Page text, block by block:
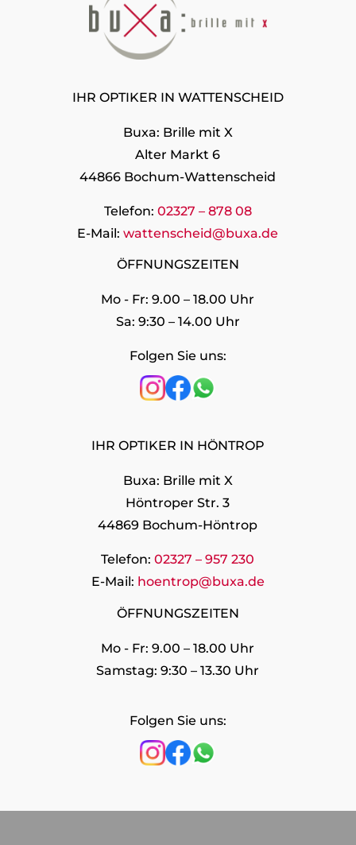
IHR OPTIKER IN WATTENSCHEID
Buxa: Brille mit X
Alter Markt 6
44866 Bochum-Wattenscheid
Telefon: 02327 – 878 08
E-Mail: wattenscheid@buxa.de
ÖFFNUNGSZEITEN
Mo - Fr: 9.00 – 18.00 Uhr
Sa: 9:30 – 14.00 Uhr
Folgen Sie uns:
IHR OPTIKER IN HÖNTROP
Buxa: Brille mit X
Höntroper Str. 3
44869 Bochum-Höntrop
Telefon:02327 – 957 230
E-Mail: hoentrop@buxa.de
ÖFFNUNGSZEITEN
Mo - Fr: 9.00 – 18.00 Uhr
Samstag: 9:30 – 13.30 Uhr
Folgen Sie uns: